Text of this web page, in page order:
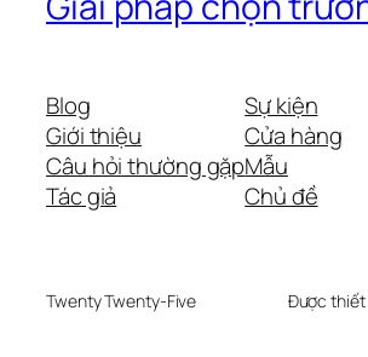
Blog
Giới thiệu
Câu hỏi thường gặp
Tác giả
Sự kiện
Cửa hàng
Mẫu
Chủ đề
Twenty Twenty-Five Được thiết